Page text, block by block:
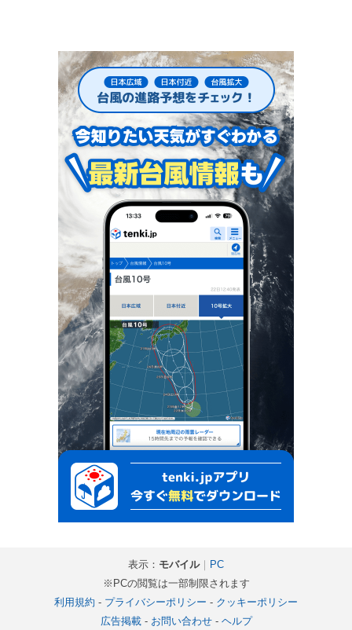
表示： モバイル｜ PC
※PCの閲覧は一部制限されます
利用規約 - プライバシーポリシー - クッキーポリシー
広告掲載- お問い合わせ- ヘルプ